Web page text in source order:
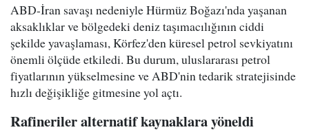
ABD-İran savaşı nedeniyle Hürmüz Boğazı'nda yaşanan
aksaklıklar ve bölgedeki deniz taşımacılığının ciddi
şekilde yavaşlaması, Körfez'den küresel petrol sevkiyatını
önemli ölçüde etkiledi. Bu durum, uluslararası petrol
fiyatlarının yükselmesine ve ABD'nin tedarik stratejisinde
hızlı değişikliğe gitmesine yol açtı.
Rafineriler alternatif kaynaklara yöneldi